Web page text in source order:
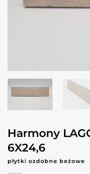
Harmony
6X24,6
płytki ozdobne beżowe